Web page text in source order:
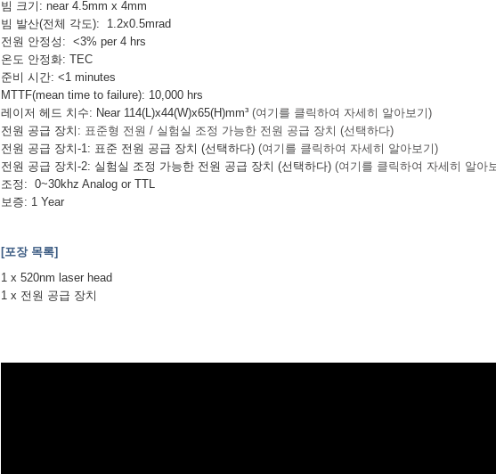
빔 크기: near 4.5mm x 4mm
빔 발산(전체 각도): 1.2x0.5mrad
전원 안정성: <3% per 4 hrs
온도 안정화: TEC
준비 시간: <1 minutes
MTTF(mean time to failure): 10,000 hrs
레이저 헤드 치수: Near 114(L)x44(W)x65(H)mm³ (여기를 클릭하여 자세히 알아보기)
전원 공급 장치: 표준형 전원 / 실험실 조정 가능한 전원 공급 장치 (선택하다)
전원 공급 장치-1: 표준 전원 공급 장치 (선택하다)(여기를 클릭하여 자세히 알아보기)
전원 공급 장치-2: 실험실 조정 가능한 전원 공급 장치 (선택하다)(여기를 클릭하여 자세히 알아
조정: 0~30khz Analog or TTL
보증: 1 Year
[포장 목록]
1 x 520nm laser head
1 x 전원 공급 장치